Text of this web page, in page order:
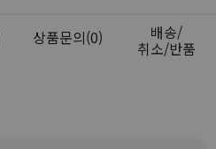
상품문의(0) 배송/
취소/반품